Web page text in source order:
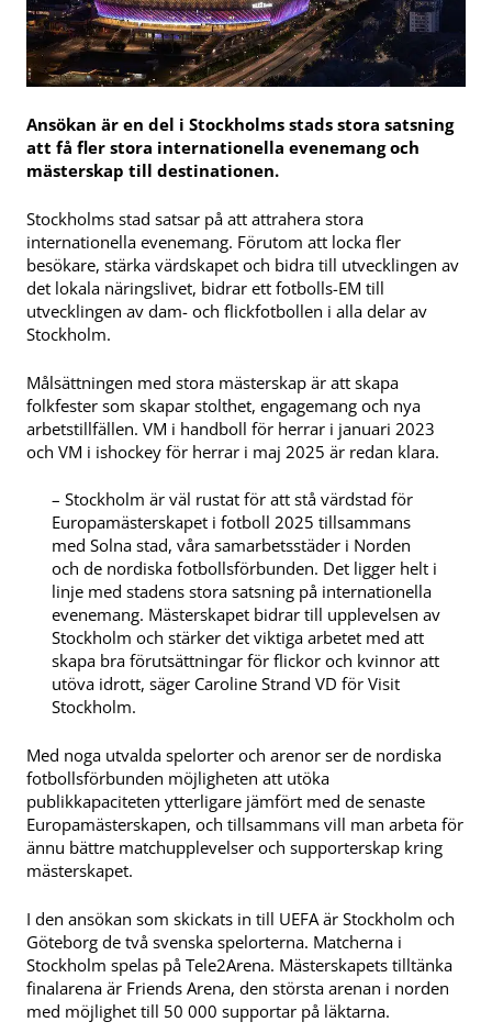
Ansökan är en del i Stockholms stads stora satsning
att få fler stora internationella evenemang och
mästerskap till destinationen.
Stockholms stad satsar på att attrahera stora
internationella evenemang. Förutom att locka fler
besökare, stärka värdskapet och bidra till utvecklingen av
det lokala näringslivet, bidrar ett fotbolls-EM till
utvecklingen av dam- och flickfotbollen i alla delar av
Stockholm.
Målsättningen med stora mästerskap är att skapa
folkfester som skapar stolthet, engagemang och nya
arbetstillfällen. VM i handboll för herrar i januari 2023
och VM i ishockey för herrar i maj 2025 är redan klara.
– Stockholm är väl rustat för att stå värdstad för
Europamästerskapet i fotboll 2025 tillsammans
med Solna stad, våra samarbetsstäder i Norden
och de nordiska fotbollsförbunden. Det ligger helt i
linje med stadens stora satsning på internationella
evenemang. Mästerskapet bidrar till upplevelsen av
Stockholm och stärker det viktiga arbetet med att
skapa bra förutsättningar för flickor och kvinnor att
utöva idrott, säger Caroline Strand VD för Visit
Stockholm.
Med noga utvalda spelorter och arenor ser de nordiska
fotbollsförbunden möjligheten att utöka
publikkapaciteten ytterligare jämfört med de senaste
Europamästerskapen, och tillsammans vill man arbeta för
ännu bättre matchupplevelser och supporterskap kring
mästerskapet.
I den ansökan som skickats in till UEFA är Stockholm och
Göteborg de två svenska spelorterna. Matcherna i
Stockholm spelas på Tele2Arena. Mästerskapets tilltänka
finalarena är Friends Arena, den största arenan i norden
med möjlighet till 50 000 supportar på läktarna.